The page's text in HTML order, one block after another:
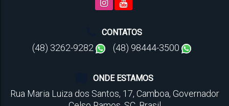
CONTATOS
(48) 3262-9282 (48) 98444-3500
ONDE ESTAMOS
Rua Maria Luiza dos Santos, 17, Camboa, Governador